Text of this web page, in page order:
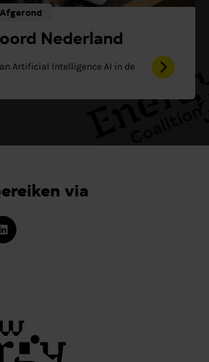
Afgerond
Nederland
Artificial Intelligence AI in de
via